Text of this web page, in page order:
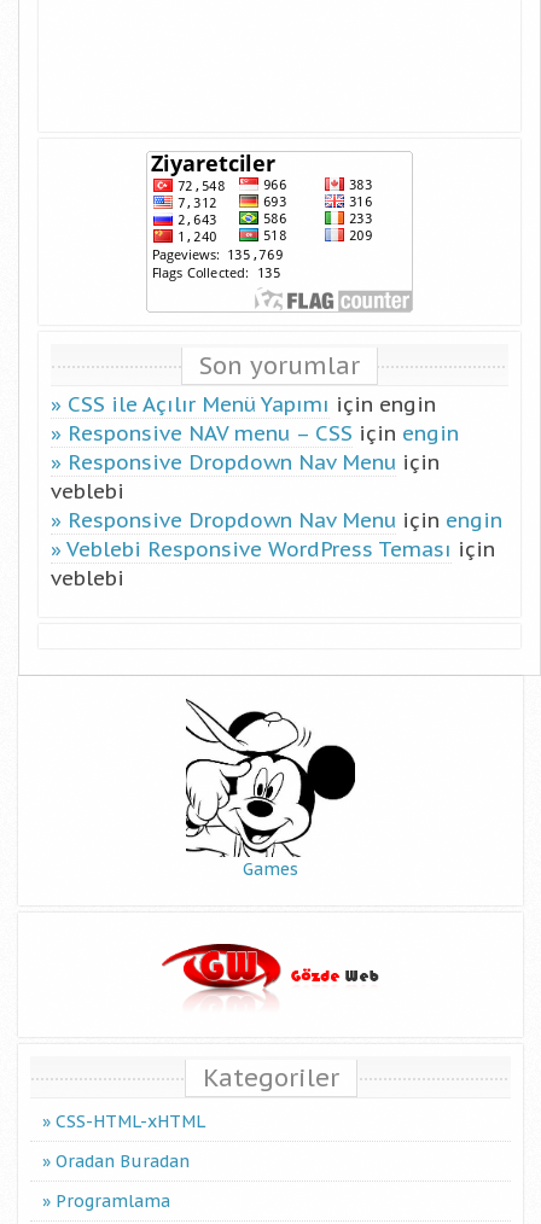
Son yorumlar
CSS ile Açılır Menü Yapımı için engin
Responsive NAV menu – CSS için engin
Responsive Dropdown Nav Menu için
veblebi
Responsive Dropdown Nav Menu için engin
Veblebi Responsive WordPress Teması için
veblebi
Games
Kategoriler
CSS-HTML-xHTML
Oradan Buradan
Programlama